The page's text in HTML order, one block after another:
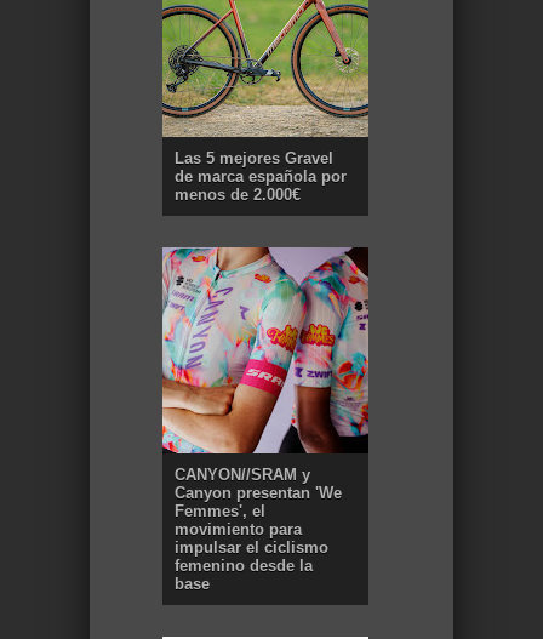
Las 5 mejores Gravel
de marca española por
menos de 2.000€
CANYON//SRAM y
Canyon presentan 'We
Femmes', el
movimiento para
impulsar el ciclismo
femenino desde la
base